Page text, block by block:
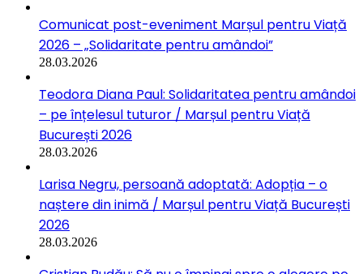
Comunicat post-eveniment Marșul pentru Viață
2026 – „Solidaritate pentru amândoi”
28.03.2026
Teodora Diana Paul: Solidaritatea pentru amândoi
– pe înțelesul tuturor / Marșul pentru Viață
București 2026
28.03.2026
Larisa Negru, persoană adoptată: Adopția – o
naștere din inimă / Marșul pentru Viață București
2026
28.03.2026